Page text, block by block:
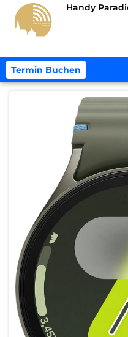
Handy
Termin Buchen